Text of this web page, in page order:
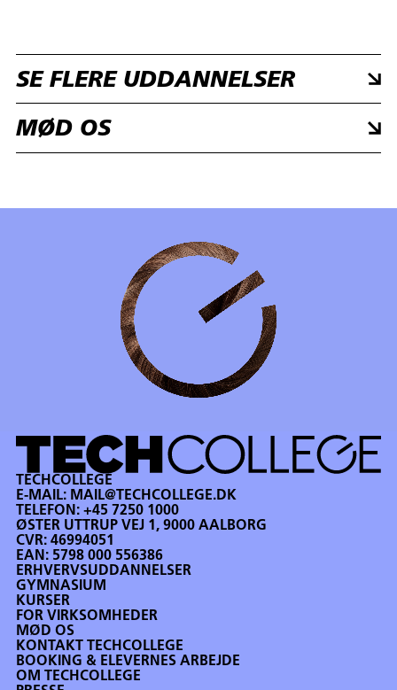
SE FLERE UDDANNELSER
MØD OS
TECHCOLLEGE
E-MAIL: MAIL@TECHCOLLEGE.DK
TELEFON:+45 7250 1000
ØSTER UTTRUP VEJ 1, 9000 AALBORG
CVR: 46994051
EAN: 5798 000 556386
ERHVERVSUDDANNELSER
GYMNASIUM
KURSER
FOR VIRKSOMHEDER
MØD OS
KONTAKT TECHCOLLEGE
BOOKING & ELEVERNES ARBEJDE
OM TECHCOLLEGE